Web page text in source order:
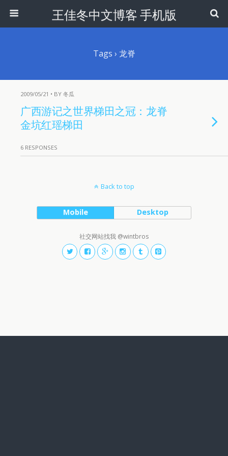
王佳冬中文博客 手机版
Tags › 龙脊
2009/05/21 • BY 冬瓜
广西游记之世界梯田之冠：龙脊
金坑红瑶梯田
6 RESPONSES
Back to top
Mobile Desktop
社交网站找我 @wintbros